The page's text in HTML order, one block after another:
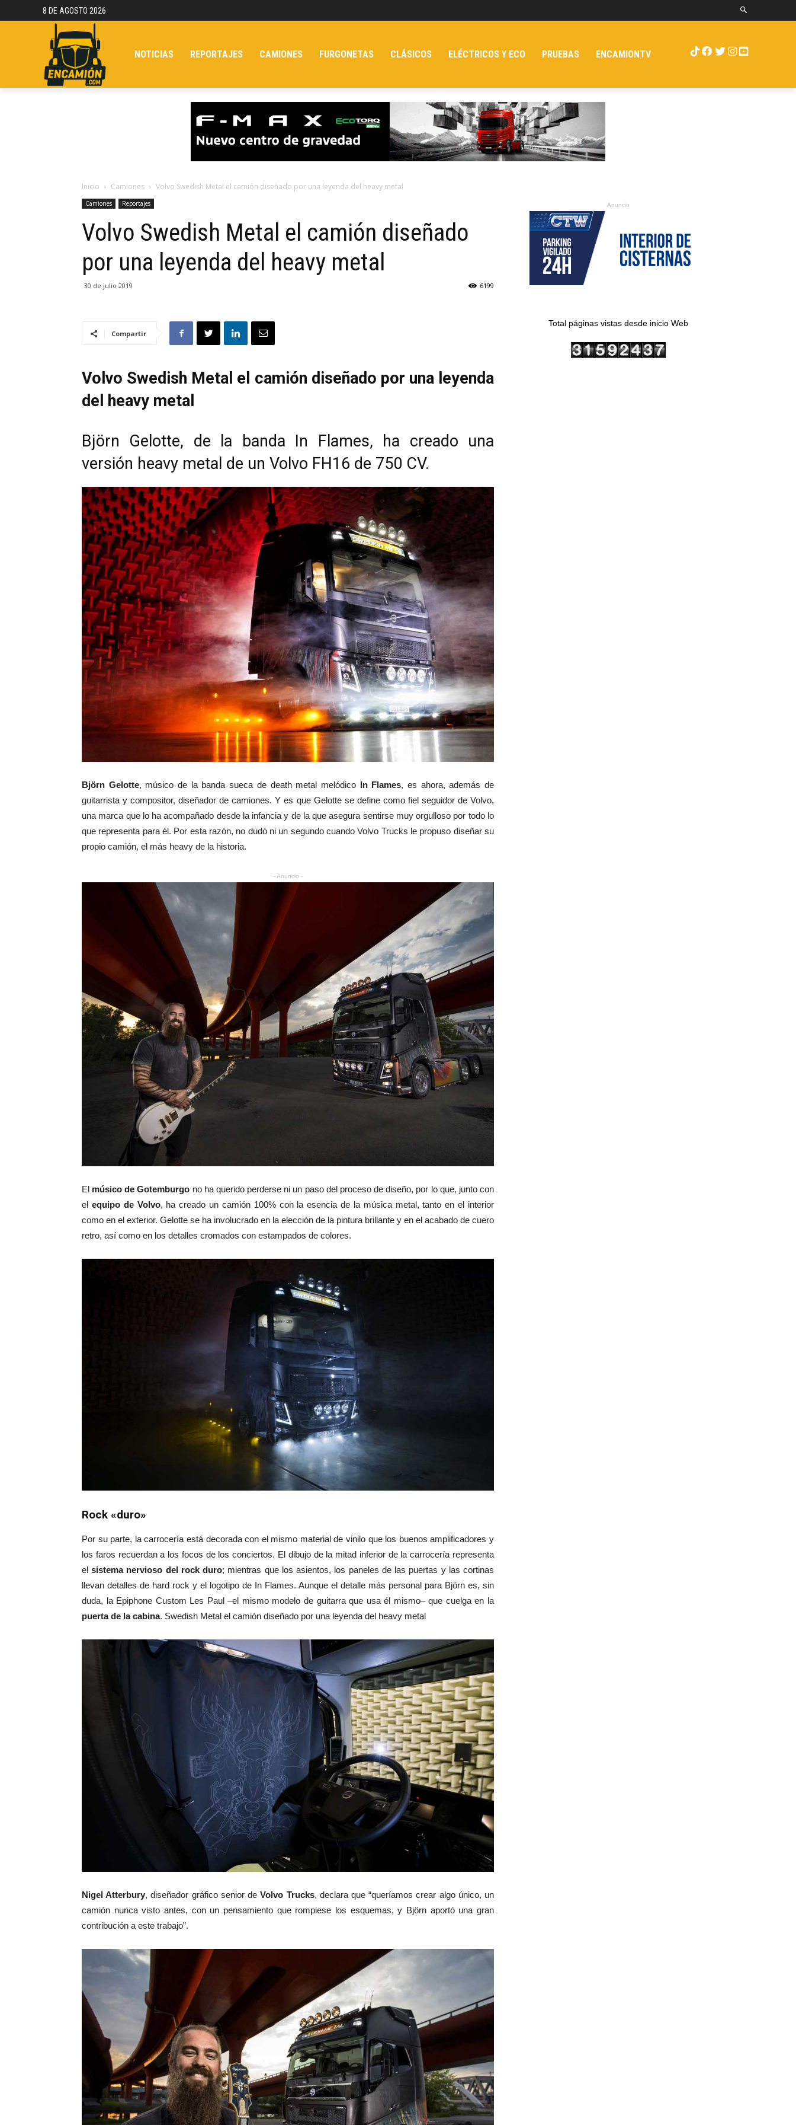
8 DE AGOSTO 2026
NOTICIAS REPORTAJES CAMIONES FURGONETAS CLÁSICOS ELÉCTRICOS Y ECO PRUEBAS ENCAMIONTV
Inicio Camiones Volvo Swedish Metal el camión diseñado por una leyenda del heavy metal
Camiones Reportajes
Volvo Swedish Metal el camión diseñado
por una leyenda del heavy metal
30 de julio 2019 6199
Compartir
Volvo Swedish Metal el camión diseñado por una leyenda
del heavy metal
Björn Gelotte, de la banda In Flames, ha creado una
versión heavy metal de un Volvo FH16 de 750 CV.
Björn Gelotte, músico de la banda sueca de death metal melódico In Flames, es ahora, además de
guitarrista y compositor, diseñador de camiones. Y es que Gelotte se define como fiel seguidor de Volvo,
una marca que lo ha acompañado desde la infancia y de la que asegura sentirse muy orgulloso por todo lo
que representa para él. Por esta razón, no dudó ni un segundo cuando Volvo Trucks le propuso diseñar su
propio camión, el más heavy de la historia.
- Anuncio -
El músico de Gotemburgo no ha querido perderse ni un paso del proceso de diseño, por lo que, junto con
el equipo de Volvo, ha creado un camión 100% con la esencia de la música metal, tanto en el interior
como en el exterior. Gelotte se ha involucrado en la elección de la pintura brillante y en el acabado de cuero
retro, así como en los detalles cromados con estampados de colores.
Rock «duro»
Por su parte, la carrocería está decorada con el mismo material de vinilo que los buenos amplificadores y
los faros recuerdan a los focos de los conciertos. El dibujo de la mitad inferior de la carrocería representa
elsistema nervioso del rock duro; mientras que los asientos, los paneles de las puertas y las cortinas
llevan detalles de hard rock y el logotipo de In Flames. Aunque el detalle más personal para Björn es, sin
duda, la Epiphone Custom Les Paul –el mismo modelo de guitarra que usa él mismo– que cuelga en la
puerta de la cabina. Swedish Metal el camión diseñado por una leyenda del heavy metal
Nigel Atterbury, diseñador gráfico senior deVolvo Trucks, declara que “queríamos crear algo único, un
camión nunca visto antes, con un pensamiento que rompiese los esquemas, y Björn aportó una gran
contribución a este trabajo”.
Anuncio
Total páginas vistas desde inicio Web